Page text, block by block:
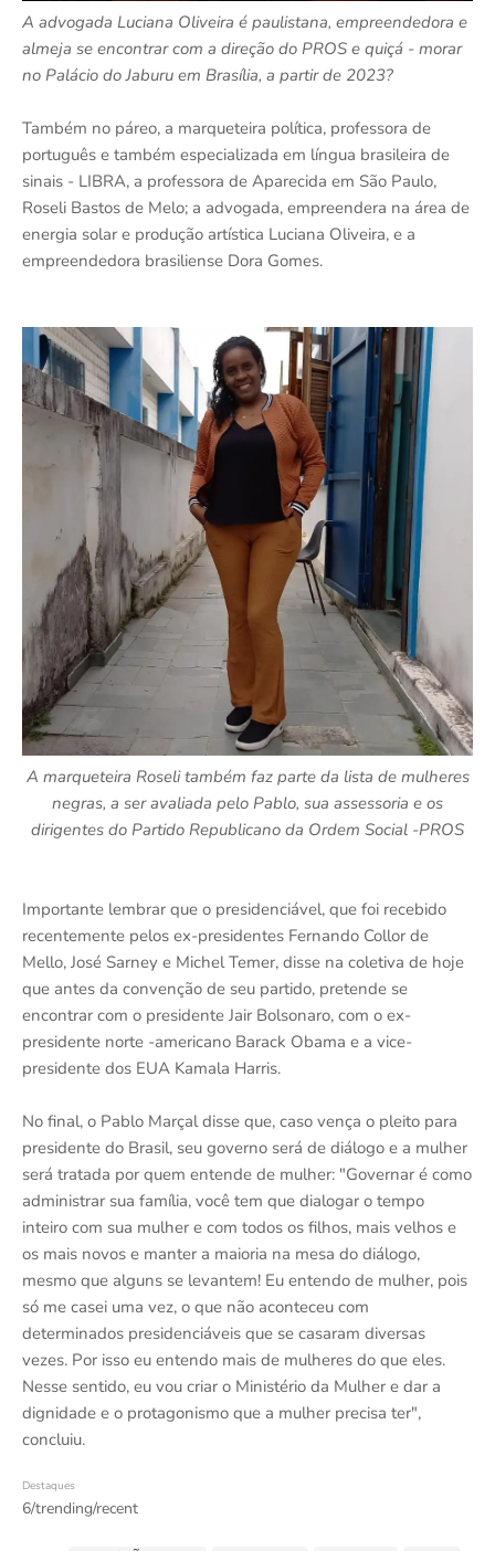
A advogada Luciana Oliveira é paulistana, empreendedora e
almeja se encontrar com a direção do PROS e quiçá - morar
no Palácio do Jaburu em Brasília, a partir de 2023?
Também no páreo, a marqueteira política, professora de
português e também especializada em língua brasileira de
sinais - LIBRA, a professora de Aparecida em São Paulo,
Roseli Bastos de Melo; a advogada, empreendera na área de
energia solar e produção artística Luciana Oliveira, e a
empreendedora brasiliense Dora Gomes.
A marqueteira Roseli também faz parte da lista de mulheres
negras, a ser avaliada pelo Pablo, sua assessoria e os
dirigentes do Partido Republicano da Ordem Social -PROS
Importante lembrar que o presidenciável, que foi recebido
recentemente pelos ex-presidentes Fernando Collor de
Mello, José Sarney e Michel Temer, disse na coletiva de hoje
que antes da convenção de seu partido, pretende se
encontrar com o presidente Jair Bolsonaro, com o ex-
presidente norte -americano Barack Obama e a vice-
presidente dos EUA Kamala Harris.
No final, o Pablo Marçal disse que, caso vença o pleito para
presidente do Brasil, seu governo será de diálogo e a mulher
será tratada por quem entende de mulher: "Governar é como
administrar sua família, você tem que dialogar o tempo
inteiro com sua mulher e com todos os filhos, mais velhos e
os mais novos e manter a maioria na mesa do diálogo,
mesmo que alguns se levantem! Eu entendo de mulher, pois
só me casei uma vez, o que não aconteceu com
determinados presidenciáveis que se casaram diversas
vezes. Por isso eu entendo mais de mulheres do que eles.
Nesse sentido, eu vou criar o Ministério da Mulher e dar a
dignidade e o protagonismo que a mulher precisa ter",
concluiu.
Destaques
6/trending/recent